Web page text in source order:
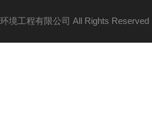
境工程有限公司 All Rights